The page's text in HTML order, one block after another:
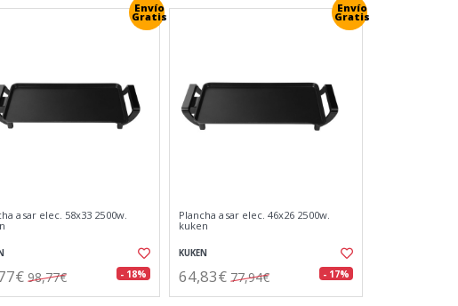
Envío
Gratis
asar elec. 58x33 2500w.
98,77€ - 18%
Envío
Gratis
Plancha asar elec. 46x26 2500w.
kuken
KUKEN
64,83€ 77,94€ - 17%